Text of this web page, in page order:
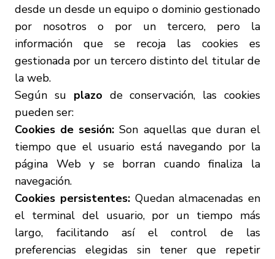
desde un desde un equipo o dominio gestionado
por nosotros o por un tercero, pero la
información que se recoja las cookies es
gestionada por un tercero distinto del titular de
la web.
Según su plazo de conservación, las cookies
pueden ser:
Cookies de sesión: Son aquellas que duran el
tiempo que el usuario está navegando por la
página Web y se borran cuando finaliza la
navegación.
Cookies persistentes:Quedan almacenadas en
el terminal del usuario, por un tiempo más
largo, facilitando así el control de las
preferencias elegidas sin tener que repetir